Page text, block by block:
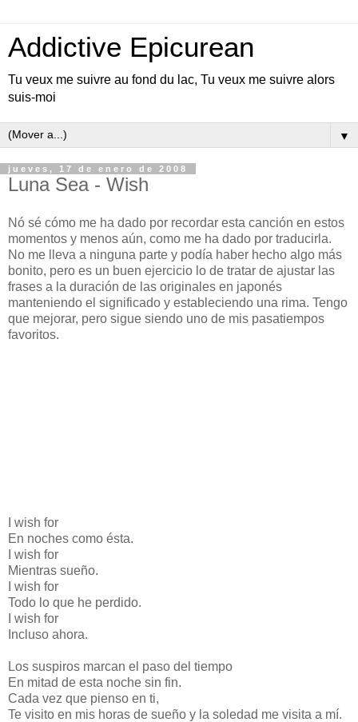
Addictive Epicurean
Tu veux me suivre au fond du lac, Tu veux me suivre alors
suis-moi
▼
jueves, 17 de enero de 2008
Luna Sea - Wish
Nó sé cómo me ha dado por recordar esta canción en estos
momentos y menos aún, como me ha dado por traducirla.
No me lleva a ninguna parte y podía haber hecho algo más
bonito, pero es un buen ejercicio lo de tratar de ajustar las
frases a la duración de las originales en japonés
manteniendo el significado y estableciendo una rima. Tengo
que mejorar, pero sigue siendo uno de mis pasatiempos
favoritos.
I wish for
En noches como ésta.
I wish for
Mientras sueño.
I wish for
Todo lo que he perdido.
I wish for
Incluso ahora.
Los suspiros marcan el paso del tiempo
En mitad de esta noche sin fin.
Cada vez que pienso en ti,
Te visito en mis horas de sueño y la soledad me visita a mí.